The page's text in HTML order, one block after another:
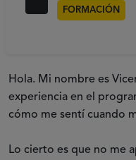
FORMACIÓN
Hola. Mi nombre es
experiencia en el
cómo me sentí cuando
Lo cierto es que no me